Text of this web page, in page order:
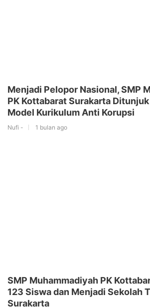
Menjadi Pelopor Nasional, SMP
PK Kottabarat Surakarta
Model Kurikulum Anti Korupsi
Nufi - 1 bulan ago
SMP Muhammadiyah PK
123 Siswa dan Menjadi Sekolah
Surakarta